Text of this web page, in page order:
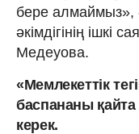
бере
әкімдігінің ішкі
Медеуова.
«Мемлекеттік
баспананы
керек.